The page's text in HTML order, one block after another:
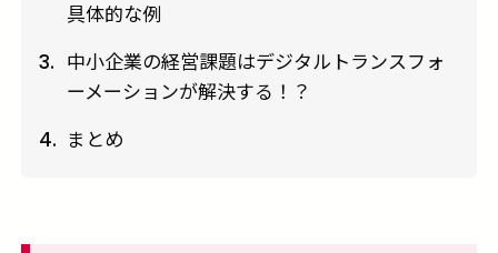
具体的な例
3. 中小企業の経営課題はデジタルトランスフォ
ーメーションが解決する！？
4. まとめ